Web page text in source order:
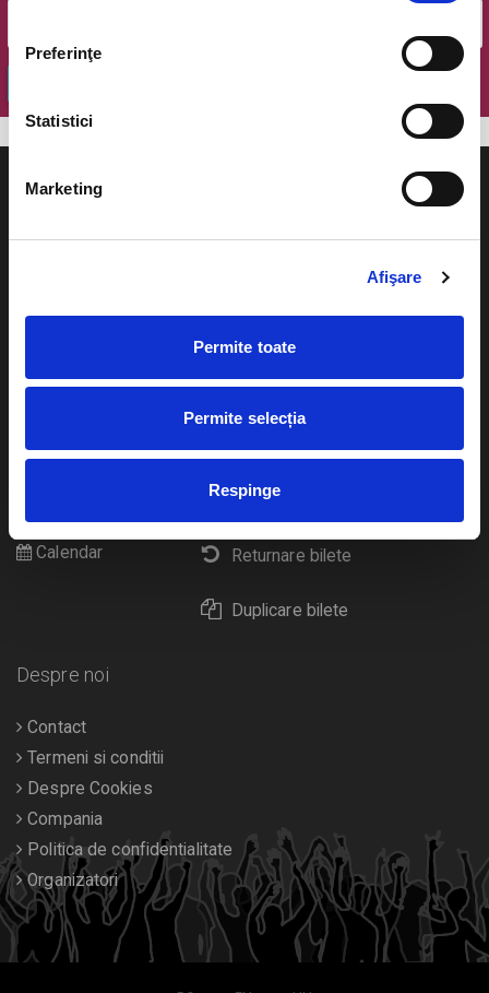
Preferinţe
Statistici
Marketing
Afişare
Permite toate
Permite selecția
Respinge
Cum comand bilete?
Plata online sau cash
eBilet printat acasa
Livrare prin curier
Returnare bilete
Duplicare bilete
festivaluri
Pentru copii
Calendar
Despre noi
Contact
Termeni si conditii
Despre Cookies
Compania
Politica de confidentialitate
Organizatori